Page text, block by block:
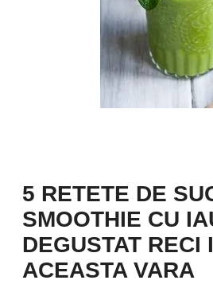
5 RETETE DE
SMOOTHIE CU
DEGUSTAT RECI
ACEASTA VARA